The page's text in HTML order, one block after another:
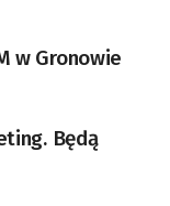
w Gronowie
Będą